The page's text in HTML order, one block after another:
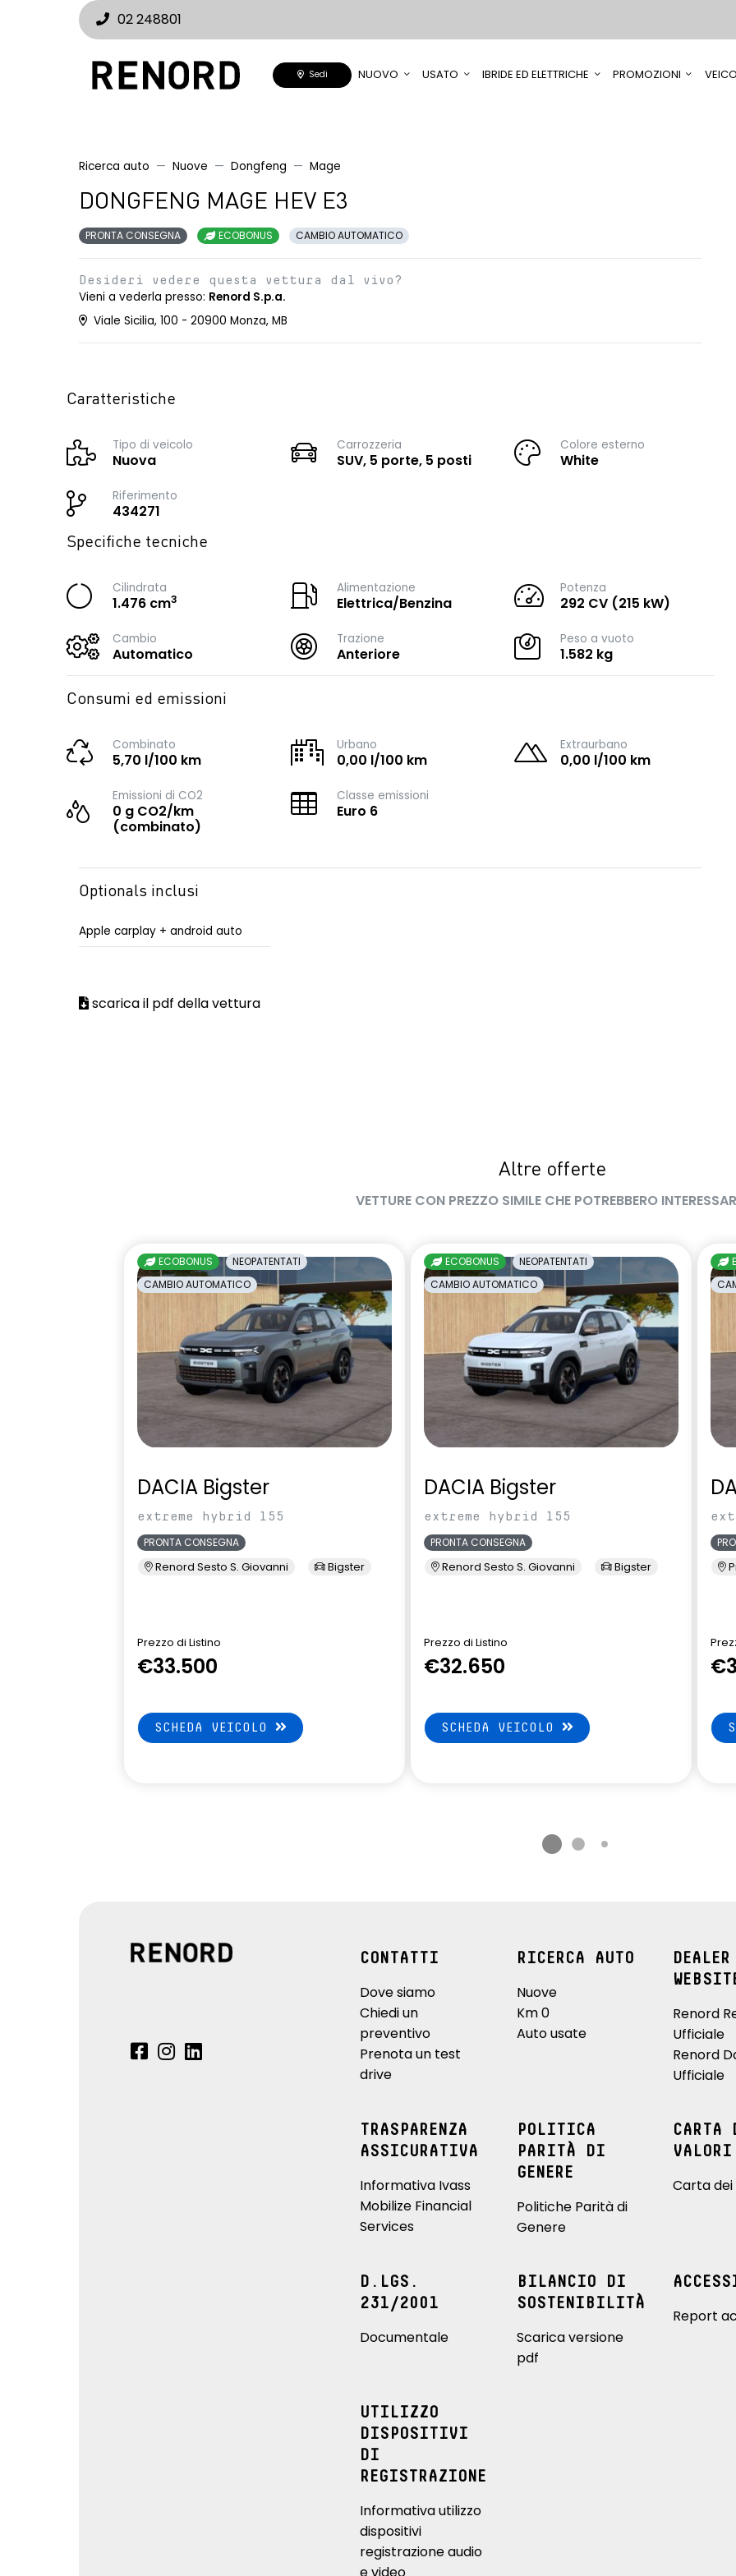
02 248801
Sedi NUOVO USATO IBRIDE ED ELETTRICHE PROMOZIONI
Ricerca auto Nuove Dongfeng Mage
DONGFENG MAGE HEV E3
PRONTA CONSEGNA ECOBONUS CAMBIO AUTOMATICO
Desideri vedere questa vettura dal vivo?
Vieni a vederla presso: Renord S.p.a.
Viale Sicilia, 100 - 20900 Monza, MB
Caratteristiche
Tipo di veicolo
Nuova
Carrozzeria
SUV, 5 porte, 5 posti
Colore esterno
White
Riferimento
434271
Specifiche tecniche
Cilindrata
1.476 cm3
Alimentazione
Elettrica/Benzina
Potenza
292 CV (215 kW)
Cambio
Automatico
Trazione
Anteriore
Peso a vuoto
1.582 kg
Consumi ed emissioni
Combinato
5,70 l/100 km
Urbano
0,00 l/100 km
Extraurbano
0,00 l/100 km
Emissioni di CO2
0 g CO2/km
(combinato)
Classe emissioni
Euro 6
Optionals inclusi
Apple carplay + android auto
scarica il pdf della vettura
Altre offerte
VETTURE CON PREZZO SIMILE CHE POTREBBERO
ECOBONUS
NEOPATENTATI
CAMBIO AUTOMATICO
DACIA Bigster
extreme hybrid 155
PRONTA CONSEGNA
Renord Sesto S. Giovanni Bigster
Prezzo di Listino
€33.500
SCHEDA VEICOLO
ECOBONUS
NEOPATENTATI
CAMBIO AUTOMATICO
DACIA Bigster
extreme hybrid 155
PRONTA CONSEGNA
Renord Sesto S. Giovanni Bigster
Prezzo di Listino
€32.650
SCHEDA VEICOLO
CONTATTI
Dove siamo
Chiedi un
preventivo
Prenota un test
drive
RICERCA AUTO
Nuove
Km 0
Auto usate
DEALER
Renord
Ufficiale
Renord
Ufficiale
TRASPARENZA
ASSICURATIVA
Informativa Ivass
Mobilize Financial
Services
POLITICA
PARITÀ DI
GENERE
Politiche Parità di
Genere
CARTA
VALORI
Carta dei
D.LGS.
231/2001
Documentale
BILANCIO DI
SOSTENIBILITÀ
Scarica versione
pdf
Report
UTILIZZO
DISPOSITIVI
DI
REGISTRAZIONE
Informativa utilizzo
dispositivi
registrazione audio